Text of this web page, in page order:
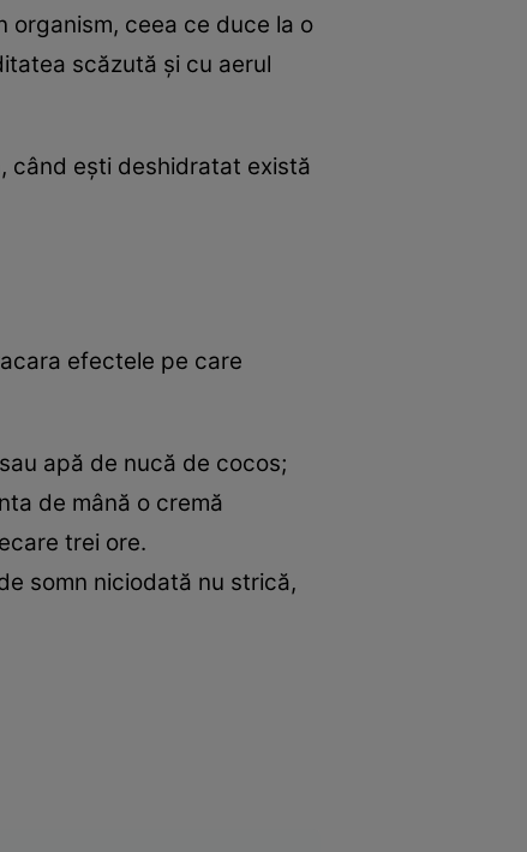
organism, ceea ce duce la o
scăzută și cu aerul
când ești deshidratat există
efectele pe care
apă de nucă de cocos;
de mână o cremă
trei ore.
somn niciodată nu strică,